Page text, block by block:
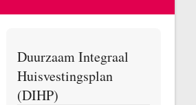
Duurzaam Integraal
Huisvestingsplan
(DIHP)